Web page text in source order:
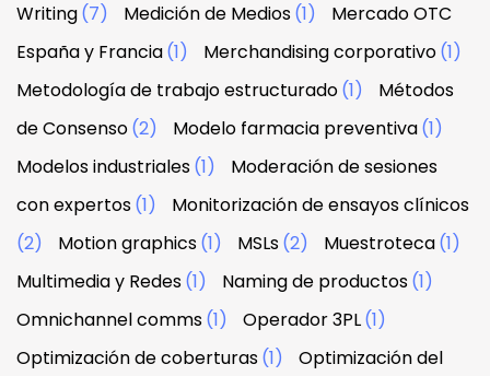
Writing(7) Medición de Medios(1)
Mercado OTC
España y Francia(1) Merchandising corporativo(1)
Metodología de trabajo estructurado(1)
Métodos
de Consenso(2) Modelo farmacia preventiva(1)
Modelos industriales(1)
Moderación de sesiones
con expertos(1)
Monitorización de ensayos clínicos
(2)
Motion graphics(1) MSLs(2) Muestroteca(1)
Multimedia y Redes(1) Naming de productos(1)
Omnichannel comms(1) Operador 3PL(1)
Optimización de coberturas(1)
Optimización del